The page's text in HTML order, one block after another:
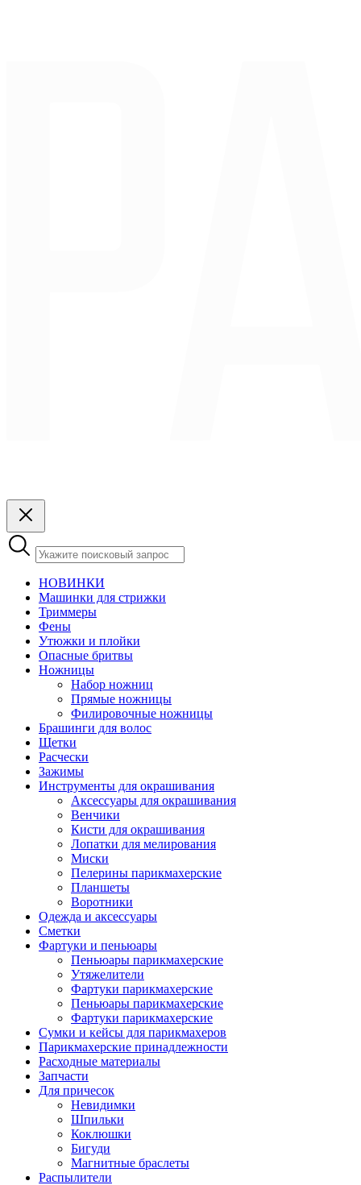
НОВИНКИ
Машинки для стрижки
Триммеры
Фены
Утюжки и плойки
Опасные бритвы
Ножницы
Набор ножниц
Прямые ножницы
Филировочные ножницы
Брашинги для волос
Щетки
Расчески
Зажимы
Инструменты для окрашивания
Аксессуары для окрашивания
Венчики
Кисти для окрашивания
Лопатки для мелирования
Миски
Пелерины парикмахерские
Планшеты
Воротники
Одежда и аксессуары
Сметки
Фартуки и пеньюары
Пеньюары парикмахерские
Утяжелители
Фартуки парикмахерские
Пеньюары парикмахерские
Фартуки парикмахерские
Сумки и кейсы для парикмахеров
Парикмахерские принадлежности
Расходные материалы
Запчасти
Для причесок
Невидимки
Шпильки
Коклюшки
Бигуди
Магнитные браслеты
Распылители